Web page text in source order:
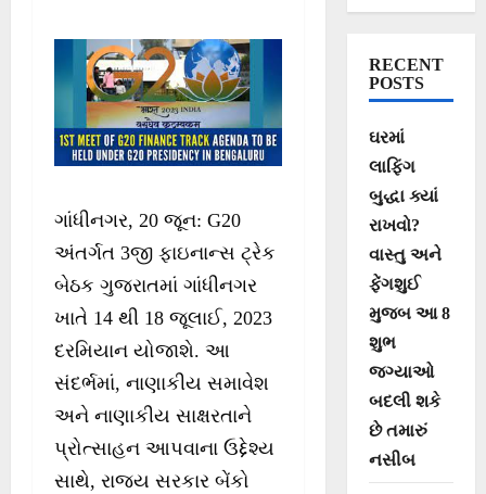
જૂનથી ‘નાગરિક
સહભાગિતા
કાર્યક્રમ’ની
શરૂઆત
ગાંધીનગર, 20 જૂન: G20
અંતર્ગત 3જી ફાઇનાન્સ ટ્રેક
બેઠક ગુજરાતમાં ગાંધીનગર
ખાતે 14 થી 18 જૂલાઈ, 2023
દરમિયાન યોજાશે. આ
સંદર્ભમાં, નાણાકીય સમાવેશ
અને નાણાકીય સાક્ષરતાને
પ્રોત્સાહન આપવાના ઉદ્દેશ્ય
સાથે, રાજ્ય સરકાર બેંકો
RECENT
POSTS
ઘરમાં
લાફિંગ
બુદ્ધા ક્યાં
રાખવો?
વાસ્તુ અને
ફેંગશુઈ
મુજબ આ 8
શુભ
જગ્યાઓ
બદલી શકે
છે તમારું
નસીબ